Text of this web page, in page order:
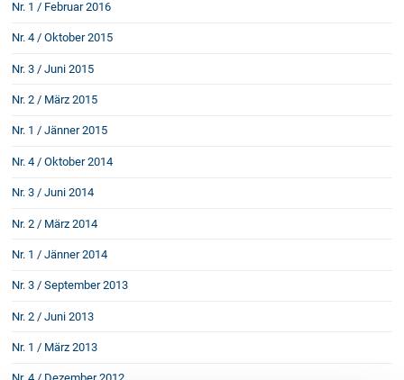
Checklisten: Haus-, Wohnungs- und
Checkliste: Immobilienertragssteuer
Checkliste: Mietvertrag
Checkliste: GmbH-Gründung
Person
Kontakt
Nr. 1 / Februar 2016
Nr. 4 / Oktober 2015
Nr. 3 / Juni 2015
Nr. 2 / März 2015
Nr. 1 / Jänner 2015
Nr. 4 / Oktober 2014
Nr. 3 / Juni 2014
Nr. 2 / März 2014
Nr. 1 / Jänner 2014
Nr. 3 / September 2013
Nr. 2 / Juni 2013
Nr. 1 / März 2013